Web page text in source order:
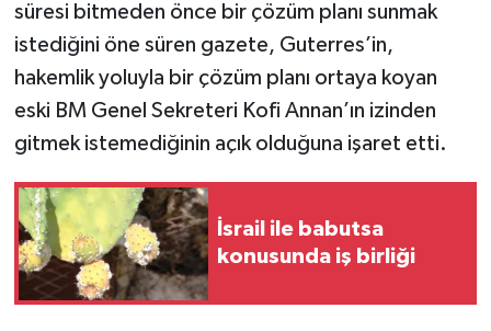
süresi bitmeden önce bir çözüm planı sunmak
istediğini öne süren gazete, Guterres’in,
hakemlik yoluyla bir çözüm planı ortaya koyan
eski BM Genel Sekreteri Kofi Annan’ın izinden
gitmek istemediğinin açık olduğuna işaret etti.
İsrail ile babutsa
konusunda iş birliği